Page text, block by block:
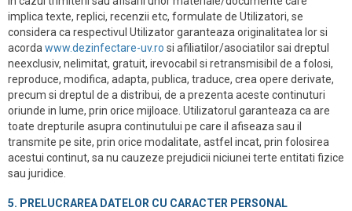
implica texte, replici, recenzii etc, formulate de Utilizatori, se
considera ca respectivul Utilizator garanteaza originalitatea lor si
acorda www.dezinfectare-uv.ro si afiliatilor/asociatilor sai dreptul
neexclusiv, nelimitat, gratuit, irevocabil si retransmisibil de a folosi,
reproduce, modifica, adapta, publica, traduce, crea opere derivate,
precum si dreptul de a distribui, de a prezenta aceste continuturi
oriunde in lume, prin orice mijloace. Utilizatorul garanteaza ca are
toate drepturile asupra continutului pe care il afiseaza sau il
transmite pe site, prin orice modalitate, astfel incat, prin folosirea
acestui continut, sa nu cauzeze prejudicii niciunei terte entitati fizice
sau juridice.
5. PRELUCRAREA DATELOR CU CARACTER PERSONAL